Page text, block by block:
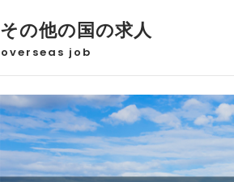
その他の国の求人
overseas job